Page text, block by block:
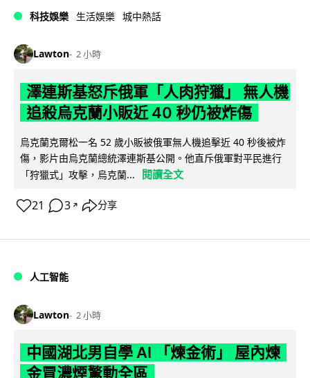
科技娛樂 生活娛樂 城中熱話
Lawton 2 小時
澤連斯基怒斥俄軍「人肉狩獵」 無人機
追殺烏克蘭小販近 40 秒仍被炸傷
烏克蘭克爾松一名 52 歲小販被俄軍無人機追擊近 40 秒後被炸
傷，影片由烏克蘭總統澤連斯基公開。他直斥俄軍對平民進行
「狩獵式」攻擊，烏克蘭...
閱讀全文
21 3 ↗ 分享
人工智能
Lawton 2 小時
中國湖北男自學 AI 「煉金術」 屋內煉
金冒濃煙驚動全區